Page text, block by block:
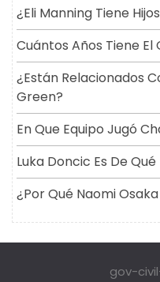
¿Eli Manning Tiene
Cuántos Años Tiene
¿Están Relacionados
Green?
En Que Equipo Jugó
Luka Doncic Es De Qué
¿Por Qué Naomi
gov-